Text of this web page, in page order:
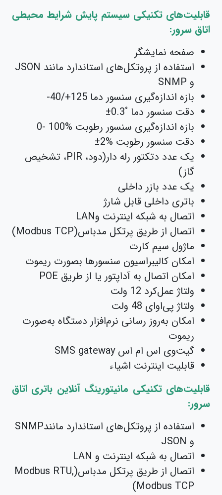
قابلیت‌های تکنیکی سیستم پایش شرایط محیطی
اتاق سرور:
صفحه نمایشگر
استفاده از پروتکل‌ھای استاندارد مانند JSON
و SNMP
بازه اندازه‌گیری سنسور دما -40/+125
دقت سنسور دما ±0.3˚
بازه اندازه‌گیری سنسور رطوبت 0- 100%
دقت سنسور رطوبت ±2%
یک عدد دتکتور رله دار(دود، PIR، تشخیص
گاز)
یک عدد بازر داخلی
باتری داخلی قابل شارژ
اتصال به شبکه اینترنت وLAN
اتصال از طریق پرتکل مدباس(Modbus TCP)
ماژول سیم کارت
امکان کالیبراسیون سنسورها بصورت ریموت
امکان اتصال به آداپتور یا از طریق POE
ولتاژ عمل‌کرد 12 ولت
ولتاژ پی‌او‌ای 48 ولت
امکان به‌روز رسانی نرم‌افزار دستگاه به‌صورت
ریموت
گیت‌وی اس ام اس SMS gateway
قابلیت اینترنت اشیاء
قابلیت‌های تکنیکی مانیتورینگ آنلاین باتری اتاق
سرور:
استفاده از پروتکل‌ھای استاندارد مانندSNMP
و JSON
اتصال به شبکه اینترنت و LAN
اتصال از طریق پرتکل مدباس(Modbus RTU,
Modbus TCP)